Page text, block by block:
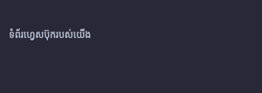
ទំព័រហ្វេសប៊ុករបស់យើង